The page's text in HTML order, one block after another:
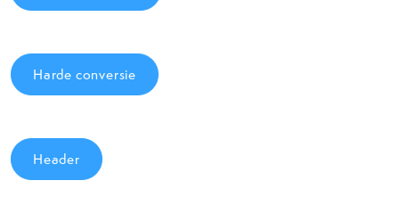
Harde conversie
Header